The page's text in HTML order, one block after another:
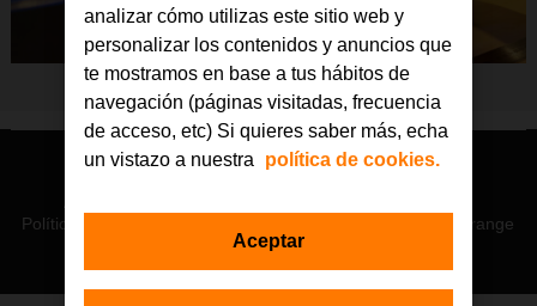
© Orange 2026
Política de privacidad
Orange
analizar cómo utilizas este sitio web y
personalizar los contenidos y anuncios que
te mostramos en base a tus hábitos de
navegación (páginas visitadas, frecuencia
de acceso, etc) Si quieres saber más, echa
un vistazo a nuestra
política de cookies.
Aceptar